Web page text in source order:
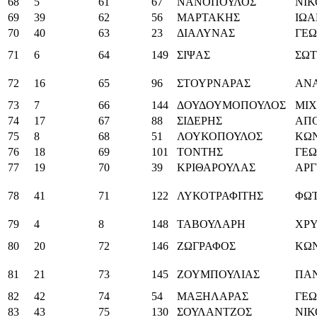
69
39 62 56 ΜΑΡΤΑΚΗΣ
70
40 63 23 ΔΙΑΛΥΝΑΣ
71
6 64 149 ΣΙΨΑΣ
72 16 65 96 ΣΤΟΥΡΝΑΡΑΣ
73
7 66 144 ΔΟΥΔΟΥΜΟΠΟΥΛΟΣ
74
17 67 88 ΣΙΔΕΡΗΣ
75
8 68 51 ΛΟΥΚΟΠΟΥΛΟΣ
76
18 69 101 ΤΟΝΤΗΣ
77
19 70 39 ΚΡΙΘΑΡΟΥΛΑΣ
78 41 71 122 ΛΥΚΟΤΡΑΦΙΤΗΣ
79 4 8 148 ΤΑΒΟΥΛΑΡΗ
80
20 72 146 ΖΩΓΡΑΦΟΣ
81 21 73 145 ΖΟΥΜΠΟΥΛΙΑΣ
82
42 74 54 ΜΑΞΗΛΑΡΑΣ
83
43 75 130 ΣΟΥΛΑΝΤΖΟΣ